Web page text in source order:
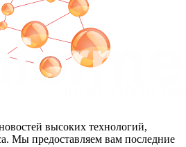
высоких технологий,
Мы предоставляем вам последние